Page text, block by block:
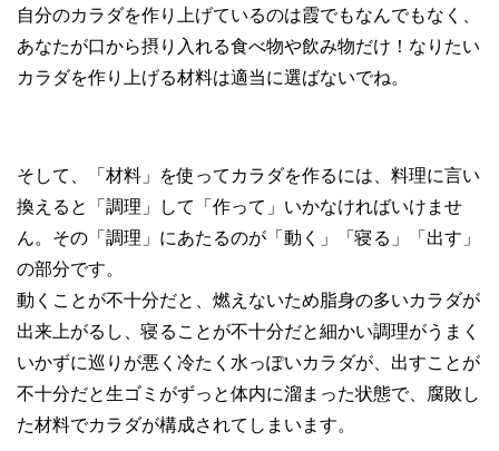
自分のカラダを作り上げているのは霞でもなんでもなく、
あなたが口から摂り入れる食べ物や飲み物だけ！なりたい
カラダを作り上げる材料は適当に選ばないでね。
そして、「材料」を使ってカラダを作るには、料理に言い
換えると「調理」して「作って」いかなければいけませ
ん。その「調理」にあたるのが「動く」「寝る」「出す」
の部分です。
動くことが不十分だと、燃えないため脂身の多いカラダが
出来上がるし、寝ることが不十分だと細かい調理がうまく
いかずに巡りが悪く冷たく水っぽいカラダが、出すことが
不十分だと生ゴミがずっと体内に溜まった状態で、腐敗し
た材料でカラダが構成されてしまいます。